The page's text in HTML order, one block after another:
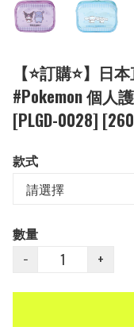
【⭐訂購⭐】
#Pokemon 個人
[PLGD-0028]
款式
數量
−
+